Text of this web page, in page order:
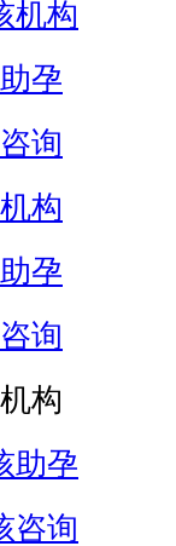
机构
孕
询
构
孕
询
构
助孕
咨询